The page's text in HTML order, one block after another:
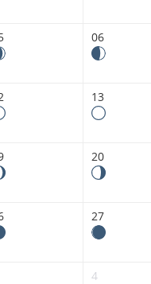
México.
06
13
20
27
4